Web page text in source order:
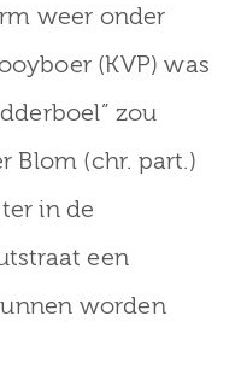
weer onder
(KVP) was
zou
Blom (chr. part.)
in de
een
worden